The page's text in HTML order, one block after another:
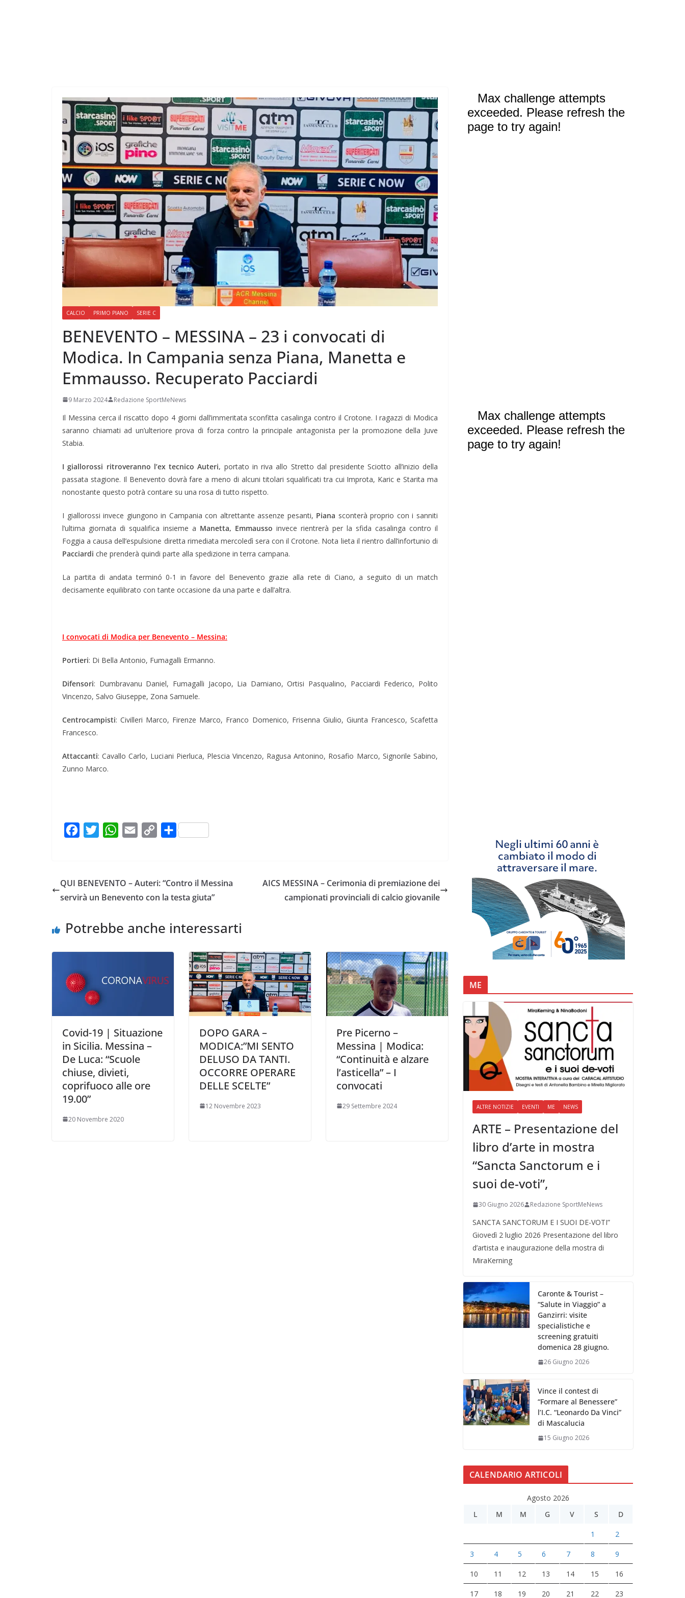
CALCIO PRIMO PIANO SERIE C
BENEVENTO – MESSINA – 23 i convocati di
Modica. In Campania senza Piana, Manetta e
Emmausso. Recuperato Pacciardi
9 Marzo 2024 Redazione SportMeNews
Il Messina cerca il riscatto dopo 4 giorni dall’immeritata sconfitta casalinga contro il Crotone. I ragazzi di Modica
saranno chiamati ad un’ulteriore prova di forza contro la principale antagonista per la promozione della Juve
Stabia.
I giallorossi ritroveranno l’ex tecnico Auteri, portato in riva allo Stretto dal presidente Sciotto all’inizio della
passata stagione. Il Benevento dovrà fare a meno di alcuni titolari squalificati tra cui Improta, Karic e Starita ma
nonostante questo potrà contare su una rosa di tutto rispetto.
I giallorossi invece giungono in Campania con altrettante assenze pesanti, Piana sconterà proprio con i sanniti
l’ultima giornata di squalifica insieme a Manetta, Emmausso invece rientrerà per la sfida casalinga contro il
Foggia a causa dell’espulsione diretta rimediata mercoledì sera con il Crotone. Nota lieta il rientro dall’infortunio di
Pacciardi che prenderà quindi parte alla spedizione in terra campana.
La partita di andata terminó 0-1 in favore del Benevento grazie alla rete di Ciano, a seguito di un match
decisamente equilibrato con tante occasione da una parte e dall’altra.
I convocati di Modica per Benevento – Messina:
Portieri: Di Bella Antonio, Fumagalli Ermanno.
Difensori: Dumbravanu Daniel, Fumagalli Jacopo, Lia Damiano, Ortisi Pasqualino, Pacciardi Federico, Polito
Vincenzo, Salvo Giuseppe, Zona Samuele.
Centrocampisti: Civilleri Marco, Firenze Marco, Franco Domenico, Frisenna Giulio, Giunta Francesco, Scafetta
Francesco.
Attaccanti: Cavallo Carlo, Luciani Pierluca, Plescia Vincenzo, Ragusa Antonino, Rosafio Marco, Signorile Sabino,
Zunno Marco.
b
o
r
W
C
QUI BENEVENTO – Auteri: “Contro il Messina
servirà un Benevento con la testa giuta”
AICS MESSINA – Cerimonia di premiazione dei
campionati provinciali di calcio giovanile
Potrebbe anche interessarti
Covid-19 | Situazione
in Sicilia. Messina –
De Luca: “Scuole
chiuse, divieti,
coprifuoco alle ore
19.00”
20 Novembre 2020
DOPO GARA –
MODICA:”MI SENTO
DELUSO DA TANTI.
OCCORRE OPERARE
DELLE SCELTE”
12 Novembre 2023
Pre Picerno –
Messina | Modica:
“Continuità e alzare
l’asticella” – I
convocati
29 Settembre 2024
ME
ALTRE NOTIZIE EVENTI ME NEWS
ARTE – Presentazione del
libro d’arte in mostra
“Sancta Sanctorum e i
suoi de-voti”,
30 Giugno 2026 Redazione SportMeNews
SANCTA SANCTORUM E I SUOI DE-VOTI”
Giovedì 2 luglio 2026 Presentazione del libro
d’artista e inaugurazione della mostra di
MiraKerning
Caronte & Tourist –
“Salute in Viaggio” a
Ganzirri: visite
specialistiche e
screening gratuiti
domenica 28 giugno.
26 Giugno 2026
Vince il contest di
“Formare al Benessere”
l’I.C. “Leonardo Da Vinci”
di Mascalucia
15 Giugno 2026
CALENDARIO ARTICOLI
Agosto 2026
L
M M G V S D
1 2
3 4 5 6 7 8 9
10 11 12 13 14 15 16
17 18 19 20 21 22 23